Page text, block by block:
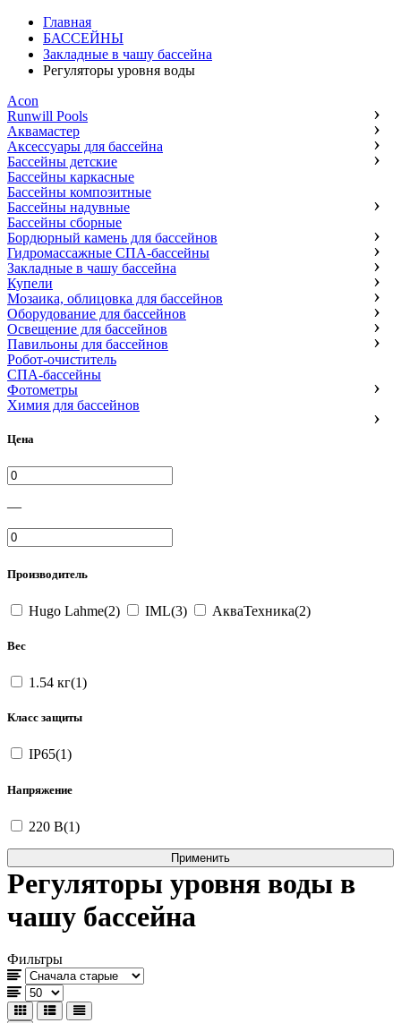
Главная
БАССЕЙНЫ
Закладные в чашу бассейна
Регуляторы уровня воды
Acon
Runwill Pools
Аквамастер
Аксессуары для бассейна
Бассейны детские
Бассейны каркасные
Бассейны композитные
Бассейны надувные
Бассейны сборные
Бордюрный камень для бассейнов
Гидромассажные СПА-бассейны
Закладные в чашу бассейна
Купели
Мозаика, облицовка для бассейнов
Оборудование для бассейнов
Освещение для бассейнов
Павильоны для бассейнов
Робот-очиститель
СПА-бассейны
Фотометры
Химия для бассейнов
Цена
—
Производитель
Hugo Lahme(2) IML(3) АкваТехника(2)
Вес
1.54 кг(1)
Класс защиты
IP65(1)
Напряжение
220 В(1)
Регуляторы уровня воды в
чашу бассейна
Фильтры